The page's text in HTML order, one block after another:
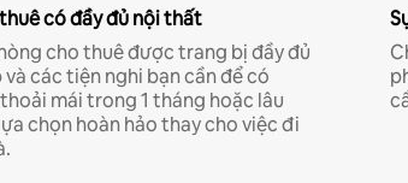
có đầy đủ nội thất
cho thuê được trang bị đầy đủ
các tiện nghi bạn cần để có
mái trong 1 tháng hoặc lâu
chọn hoàn hảo thay cho việc đi